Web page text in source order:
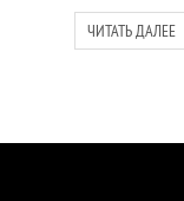
ЧИТАТЬ ДАЛЕЕ